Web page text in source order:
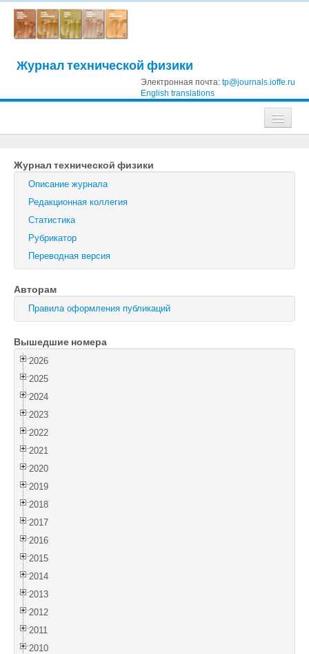
Журнал технической физики
Электронная почта: tp@journals.ioffe.ru
English translations
Журнал технической физики
Письма в Журнал технической физики
Физика твердого тела
Поиск
Журнал технической физики
Описание журнала
Редакционная коллегия
Статистика
Рубрикатор
Переводная версия
Авторам
Правила оформления публикаций
Вышедшие номера
2026
2025
2024
2023
2022
2021
2020
2019
2018
2017
2016
2015
2014
2013
2012
2011
2010